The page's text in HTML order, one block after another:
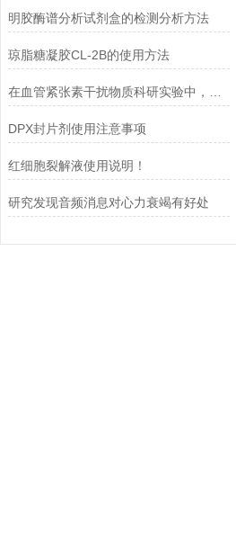
明胶酶谱分析试剂盒的检测分析方法
琼脂糖凝胶CL-2B的使用方法
DPX封片剂使用注意事项
红细胞裂解液使用说明！
研究发现音频消息对心力衰竭有好处